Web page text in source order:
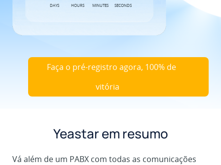
DAYS HOURS MINUTES SECONDS
Faça o pré-registro agora, 100% de
vitória
outros no Estande G083.
Yeastar em resumo
Vá além de um PABX com todas as comunicações